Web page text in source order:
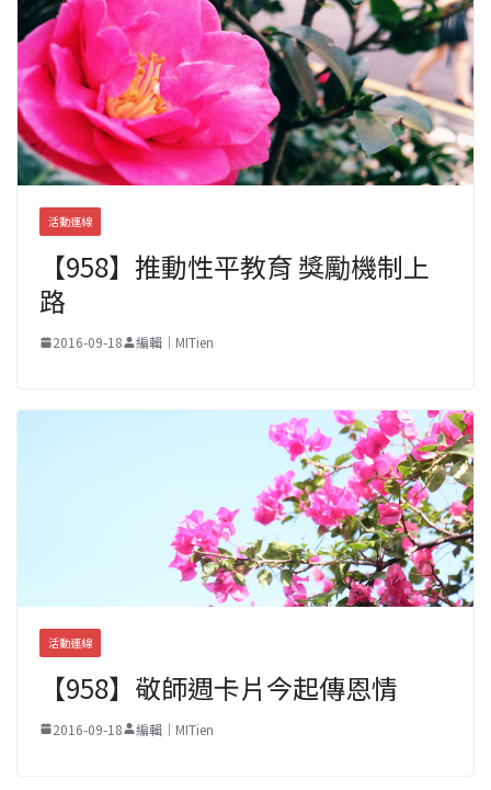
活動連線
【958】推動性平教育 獎勵機制上
路
2016-09-18 編輯｜MITien
活動連線
【958】敬師週卡片今起傳恩情
2016-09-18 編輯｜MITien